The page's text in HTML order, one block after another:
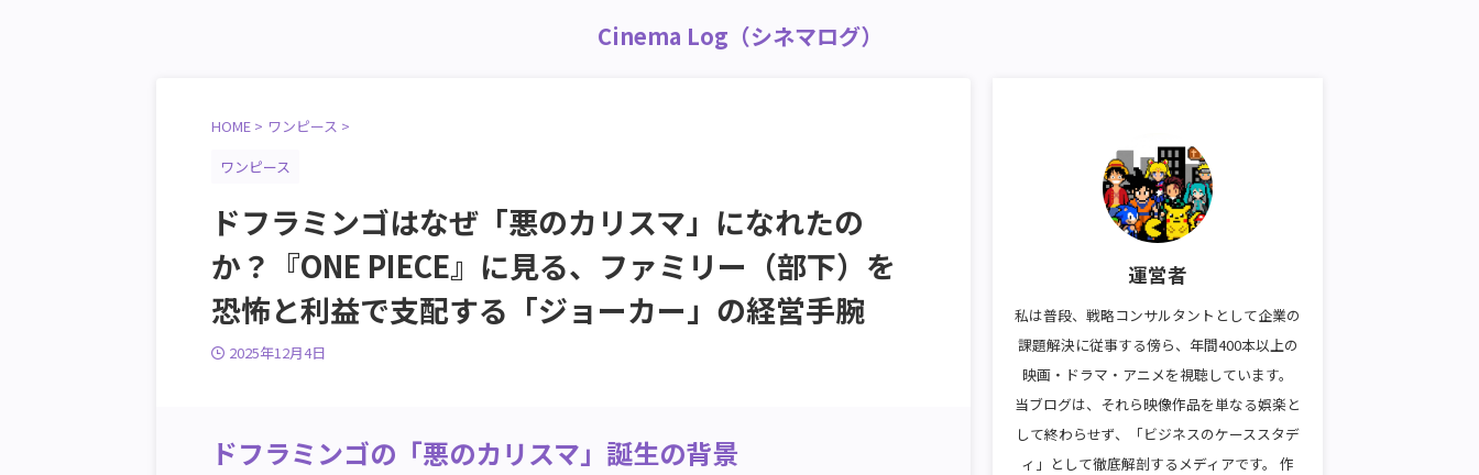
Cinema Log（シネマログ）
HOME > ワンピース >
ワンピース
ドフラミンゴはなぜ「悪のカリスマ」になれたの
か？『ONE PIECE』に見る、ファミリー（部下）を
恐怖と利益で支配する「ジョーカー」の経営手腕
2025年12月4日
ドフラミンゴの「悪のカリスマ」誕生の背景
運営者
私は普段、戦略コンサルタントとして企業の
課題解決に従事する傍ら、年間400本以上の
映画・ドラマ・アニメを視聴しています。
当ブログは、それら映像作品を単なる娯楽と
して終わらせず、「ビジネスのケーススタデ
ィ」として徹底解剖するメディアです。 作